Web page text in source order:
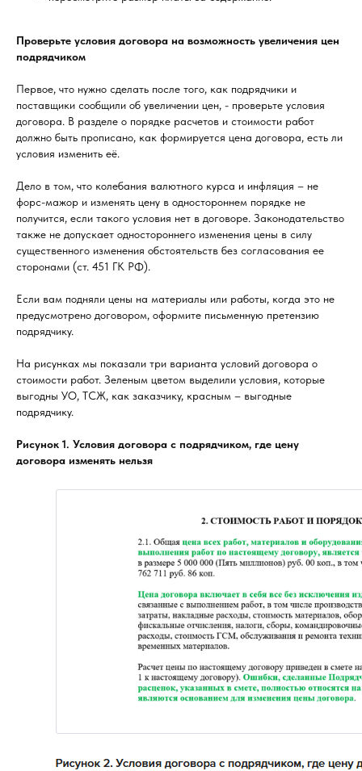
Проверьте условия договора на возможность увеличения цен
подрядчиком
Первое, что нужно сделать после того, как подрядчики и
поставщики сообщили об увеличении цен, - проверьте условия
договора. В разделе о порядке расчетов и стоимости работ
должно быть прописано, как формируется цена договора, есть ли
условия изменить её.
Дело в том, что колебания валютного курса и инфляция – не
форс-мажор и изменять цену в одностороннем порядке не
получится, если такого условия нет в договоре. Законодательство
также не допускает одностороннего изменения цены в силу
существенного изменения обстоятельств без согласования ее
сторонами (ст. 451 ГК РФ).
Если вам подняли цены на материалы или работы, когда это не
предусмотрено договором, оформите письменную претензию
подрядчику.
На рисунках мы показали три варианта условий договора о
стоимости работ. Зеленым цветом выделили условия, которые
выгодны УО, ТСЖ, как заказчику, красным – выгодные
подрядчику.
Рисунок 1. Условия договора с подрядчиком, где цену
договора изменять нельзя